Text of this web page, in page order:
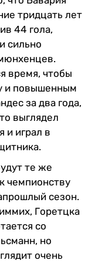
тридцать лет
44 гола,
сильно
время, чтобы
и повышенным
за два года,
выглядел
и играл в
те же
чемпионству
сезон.
Горетцка
со
но
очень